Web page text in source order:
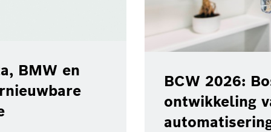
de
voor
‘Road
gevaren op
BMW Group